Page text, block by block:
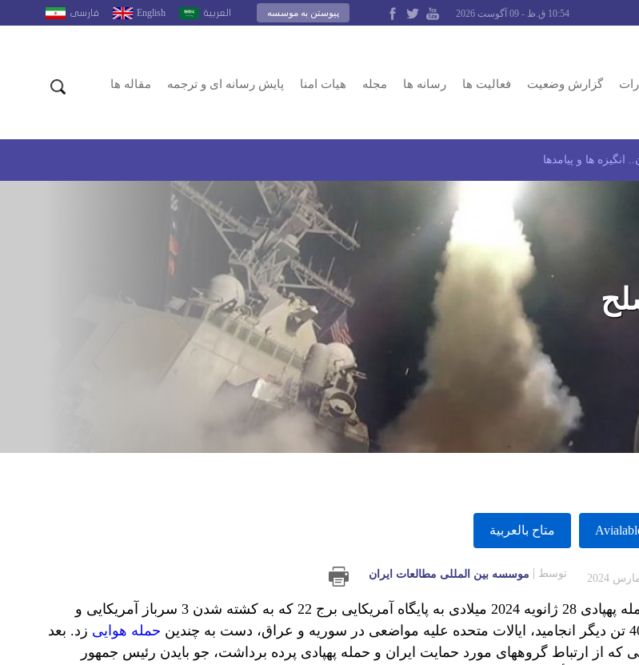
العربية English فارسى پیوستن به موسسه 10:54 ق.ظ - 09 آگوست 2026
گزارش وضعیت فعالیت ها رسانه ها مجله هیات امنا پایش رسانه ای و ترجمه مقاله ها
ها و پیامدها
متاح بالعربية
توسط موسسه بين المللى مطالعات ايران
در پاسخ به حمله پهپادی 28 ژانویه 2024 میلادی به پایگاه آمریکایی برج 22 که به کشته شدن 3 سرباز آمریکایی و
حمله هوایی زد. بعد
که از ارتباط گروههای مورد حمایت ایران و حمله پهپادی پرده برداشت، جو بایدن رئیس جمهور